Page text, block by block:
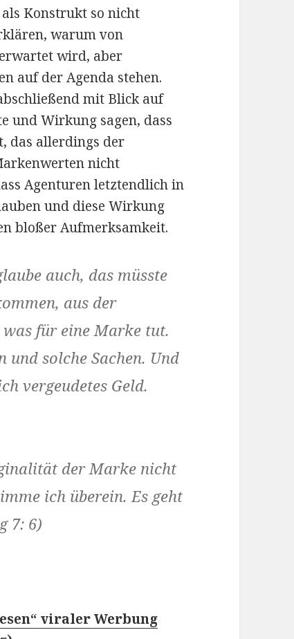
Konstrukt so nicht
warum von
wird, aber
auf der Agenda stehen.
mit Blick auf
und Wirkung sagen, dass
das allerdings der
nicht
Agenturen letztendlich in
und diese Wirkung
bloßer Aufmerksamkeit.
auch, das müsste
aus der
für eine Marke tut.
solche Sachen. Und
vergeudetes Geld.
der Marke nicht
ich überein. Es geht
7: 6)
viraler Werbung